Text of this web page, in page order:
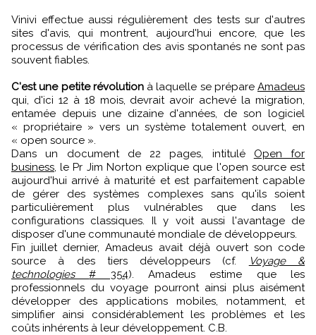
Vinivi effectue aussi régulièrement des tests sur d'autres
sites d'avis, qui montrent, aujourd'hui encore, que les
processus de vérification des avis spontanés ne sont pas
souvent fiables.
C'est une petite révolution à laquelle se prépare Amadeus
qui, d'ici 12 à 18 mois, devrait avoir achevé la migration,
entamée depuis une dizaine d'années, de son logiciel
« propriétaire » vers un système totalement ouvert, en
« open source ».
Dans un document de 22 pages, intitulé Open for
business, le Pr Jim Norton explique que l'open source est
aujourd'hui arrivé à maturité et est parfaitement capable
de gérer des systèmes complexes sans qu'ils soient
particulièrement plus vulnérables que dans les
configurations classiques. Il y voit aussi l'avantage de
disposer d'une communauté mondiale de développeurs.
Fin juillet dernier, Amadeus avait déjà ouvert son code
source à des tiers développeurs (cf.
Voyage &
technologies# 354). Amadeus estime que les
professionnels du voyage pourront ainsi plus aisément
développer des applications mobiles, notamment, et
simplifier ainsi considérablement les problèmes et les
coûts inhérents à leur développement. C.B.